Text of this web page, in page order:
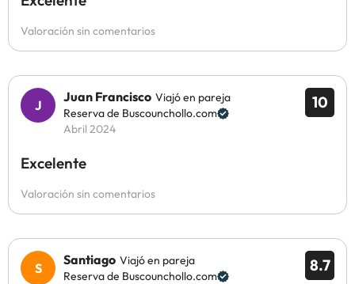
Valoración sin comentarios
10
Juan Francisco Viajó en pareja
Reserva de Buscounchollo.com
Abril 2024
Excelente
Valoración sin comentarios
8.7
Santiago Viajó en pareja
Reserva de Buscounchollo.com